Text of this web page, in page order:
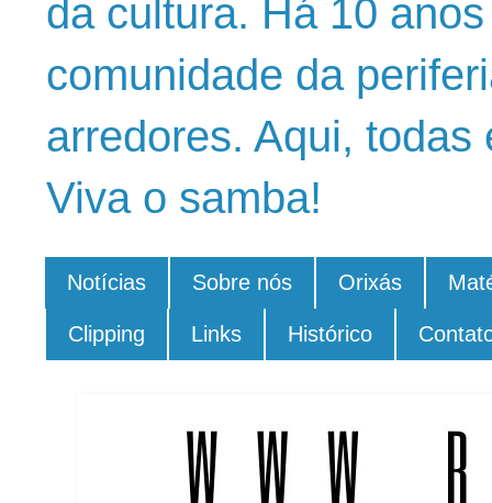
da cultura. Há 10
comunidade da
arredores. Aqui,
Viva o samba!
Notícias Sobre nós Orixás
Clipping Links Histórico